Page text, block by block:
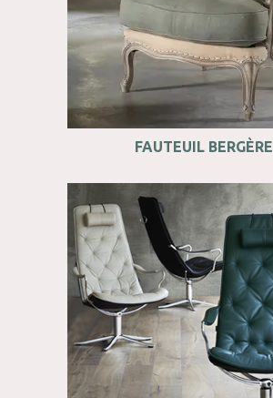
FAUTEUIL BERGÈRE